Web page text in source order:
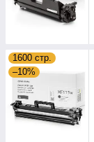
1600 стр.
–10%